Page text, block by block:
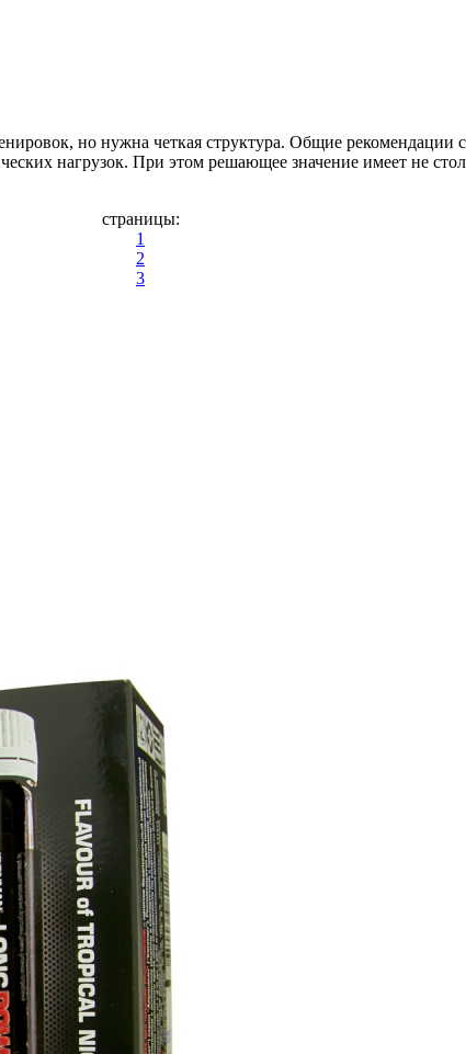
но нужна четкая структура. Общие рекомендации
нагрузок. При этом решающее значение имеет не
страницы:
1
2
3